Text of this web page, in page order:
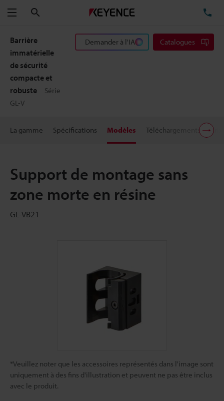
Menu
Barrière
immatérielle
de sécurité
compacte et
robuste
Série
GL-V
Demander à l'IA Catalogues
La gamme Spécifications Modèles Téléchargements Prix
Support de montage sans
zone morte en résine
GL-VB21
*Veuillez noter que les accessoires représentés dans l'image sont
uniquement à des fins d'illustration et peuvent ne pas être inclus
avec le produit.